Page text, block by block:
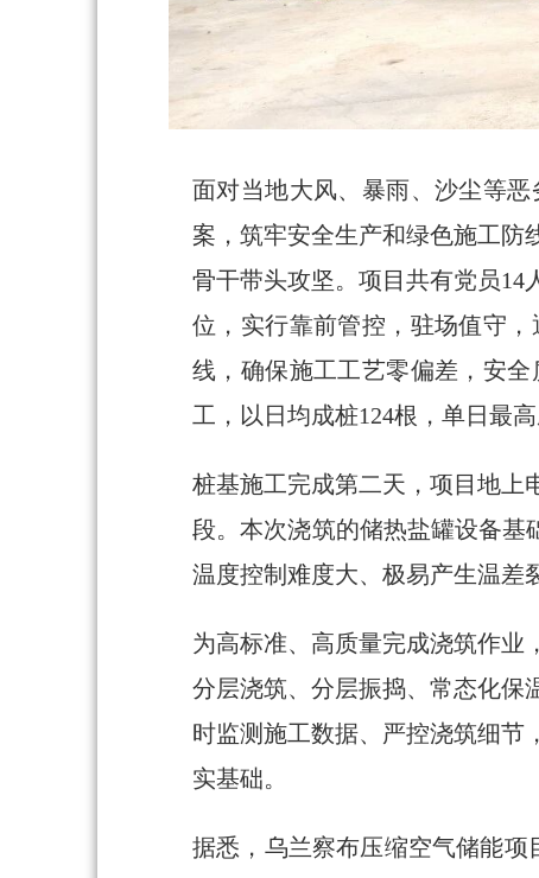
面对当地大风、暴雨、沙尘等
案，筑牢安全生产和绿色施工防
骨干带头攻坚。项目共有党员14
位，实行靠前管控，驻场值守
线，确保施工工艺零偏差，安
工，以日均成桩124根，单日最
桩基施工完成第二天，项目地上
段。本次浇筑的储热盐罐设备基
温度控制难度大、极易产生温差
为高标准、高质量完成浇筑作业
分层浇筑、分层振捣、常态化保
时监测施工数据、严控浇筑细节
实基础。
据悉，乌兰察布压缩空气储能项